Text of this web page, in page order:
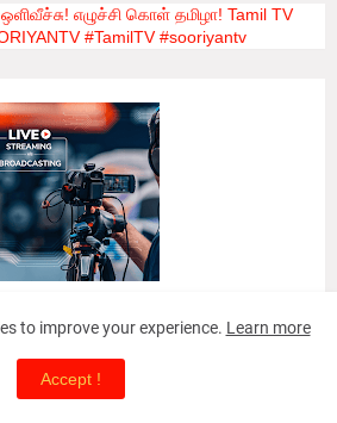
to improve your experience. Learn more
Accept !